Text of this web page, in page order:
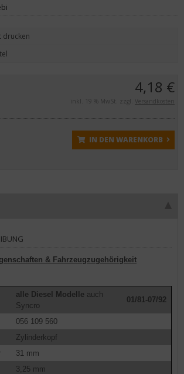
4,18 €
inkl. 19 % MwSt. zzgl. Versandkosten
IN DEN WARENKORB
drucken
& Fahrzeugzugehörigkeit
alle Diesel Modelle auch
Syncro
01/81-07/92
056 109 560
Zylinderkopf
31 mm
3,25 mm